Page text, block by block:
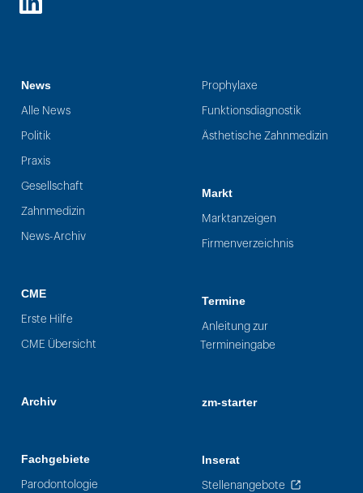
LinkedIn
News
Alle News
Politik
Praxis
Gesellschaft
Zahnmedizin
News-Archiv
CME
Erste Hilfe
CME Übersicht
Archiv
Fachgebiete
Parodontologie
Prophylaxe
Funktionsdiagnostik
Ästhetische Zahnmedizin
Markt
Marktanzeigen
Firmenverzeichnis
Termine
Anleitung zur
Termineingabe
zm-starter
Inserat
Stellenangebote